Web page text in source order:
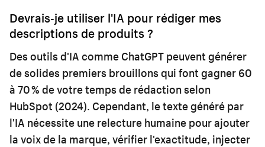
Devrais-je utiliser l'IA pour rédiger mes
descriptions de produits ?
Des outils d'IA comme ChatGPT peuvent générer
de solides premiers brouillons qui font gagner 60
à 70 % de votre temps de rédaction selon
HubSpot (2024). Cependant, le texte généré par
l'IA nécessite une relecture humaine pour ajouter
la voix de la marque, vérifier l'exactitude, injecter